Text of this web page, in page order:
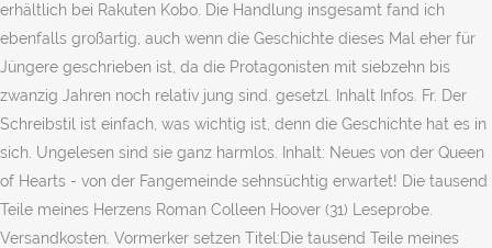
erhältlich bei Rakuten Kobo. Die Handlung insgesamt fand ich
ebenfalls großartig, auch wenn die Geschichte dieses Mal eher für
Jüngere geschrieben ist, da die Protagonisten mit siebzehn bis
zwanzig Jahren noch relativ jung sind. gesetzl. Inhalt Infos. Fr. Der
Schreibstil ist einfach, was wichtig ist, denn die Geschichte hat es in
sich. Ungelesen sind sie ganz harmlos. Inhalt: Neues von der Queen
of Hearts - von der Fangemeinde sehnsüchtig erwartet! Die tausend
Teile meines Herzens Roman Colleen Hoover (31) Leseprobe.
Versandkosten. Vormerker setzen Titel:Die tausend Teile meines